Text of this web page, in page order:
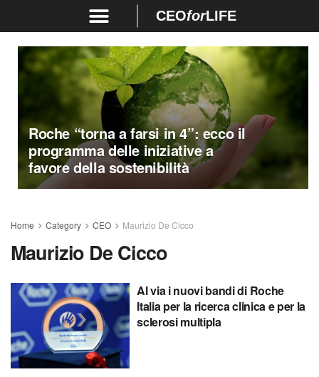
CEOforLIFE
Roche “torna a farsi in 4”: ecco il
programma delle iniziative a
favore della sostenibilità
Home Category CEO Maurizio De Cicco
Maurizio De Cicco
Al via i nuovi bandi di Roche
Italia per la ricerca clinica e per la
sclerosi multipla